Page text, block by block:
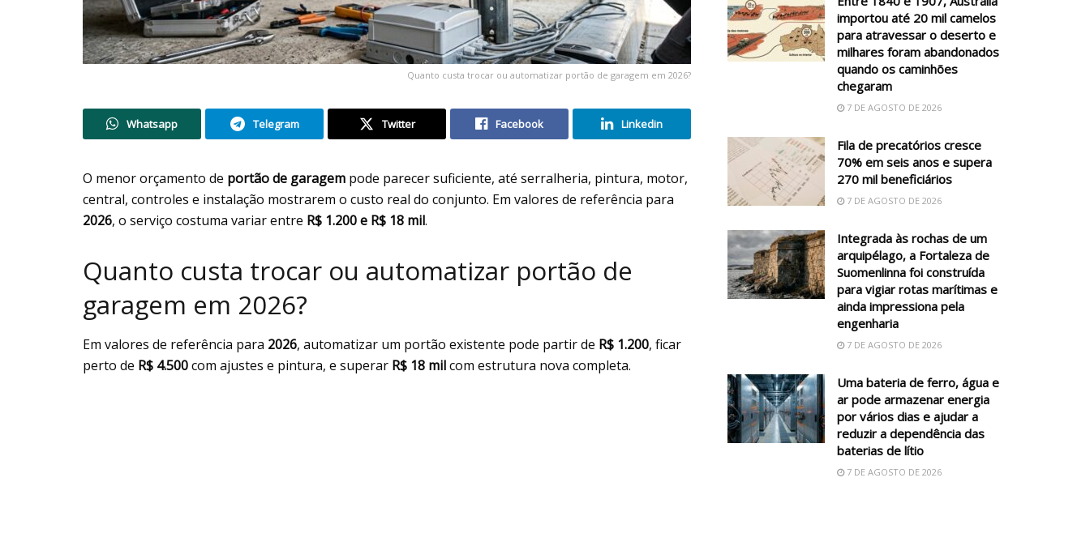
Quanto custa trocar ou automatizar portão de garagem em 2026?
Whatsapp Telegram Twitter Facebook Linkedin
O menor orçamento de portão de garagem pode parecer suficiente, até serralheria, pintura, motor,
central, controles e instalação mostrarem o custo real do conjunto. Em valores de referência para
2026, o serviço costuma variar entre R$ 1.200 e R$ 18 mil.
Quanto custa trocar ou automatizar portão de
garagem em 2026?
Em valores de referência para 2026, automatizar um portão existente pode partir de R$ 1.200, ficar
perto de R$ 4.500com ajustes e pintura, e superar R$ 18 milcom estrutura nova completa.
importou até 20 mil camelos
para atravessar o deserto e
milhares foram abandonados
quando os caminhões
chegaram
7 DE AGOSTO DE 2026
Fila de precatórios cresce
70% em seis anos e supera
270 mil beneficiários
7 DE AGOSTO DE 2026
Integrada às rochas de um
arquipélago, a Fortaleza de
Suomenlinna foi construída
para vigiar rotas marítimas e
ainda impressiona pela
engenharia
7 DE AGOSTO DE 2026
Uma bateria de ferro, água e
ar pode armazenar energia
por vários dias e ajudar a
reduzir a dependência das
baterias de lítio
7 DE AGOSTO DE 2026